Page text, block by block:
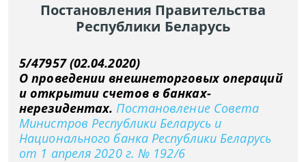
Постановления Правительства
Республики Беларусь
5/47957 (02.04.2020)
О проведении внешнеторговых операций
и открытии счетов в банках-
нерезидентах.Постановление Совета
Министров Республики Беларусь и
Национального банка Республики Беларусь
от 1 апреля 2020 г. № 192/6